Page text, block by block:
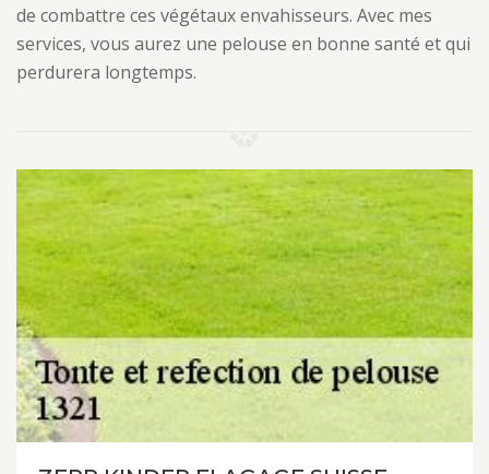
de combattre ces végétaux envahisseurs. Avec mes
services, vous aurez une pelouse en bonne santé et qui
perdurera longtemps.